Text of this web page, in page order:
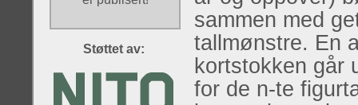
sammen med
tallmønstre. En
kortstokken går
for de n-te
Støttet av: